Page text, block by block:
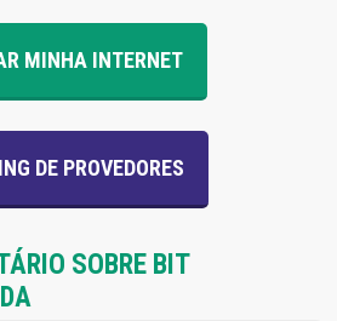
MINHA INTERNET
DE PROVEDORES
SOBRE BIT